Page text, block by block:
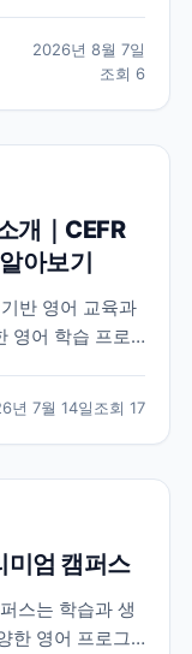
2026년 8월 7일
조회 6
개｜CEFR
아보기
반 영어 교육과
영어 학습 프로
년 7월 14일조회 17
미엄 캠퍼스
스는 학습과 생
한 영어 프로그